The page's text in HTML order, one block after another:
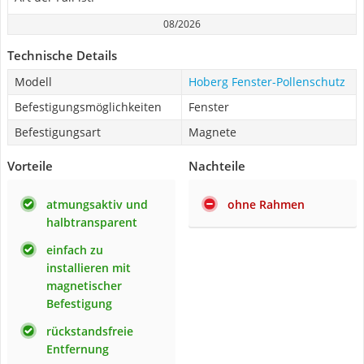
08/2026
Technische Details
Modell
Hoberg Fenster-Pollenschutz
Befestigungsmöglichkeiten
Fenster
Befestigungsart
Magnete
Vorteile
atmungsaktiv und
halbtransparent
einfach zu
installieren mit
magnetischer
Befestigung
rückstandsfreie
Entfernung
Nachteile
ohne Rahmen